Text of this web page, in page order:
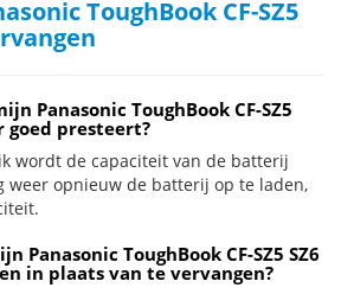
ToughBook CF-SZ5
Panasonic ToughBook CF-SZ5
presteert?
wordt de capaciteit van de batterij
weer opnieuw de batterij op te laden,
Panasonic ToughBook CF-SZ5 SZ6
in plaats van te vervangen?